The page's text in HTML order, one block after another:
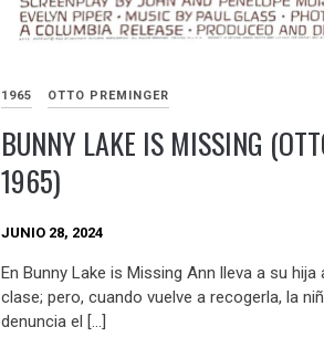
1965 OTTO PREMINGER
BUNNY LAKE IS MISSING
1965)
JUNIO 28, 2024
En Bunny Lake is Missing Ann lleva a su
clase; pero, cuando vuelve a recogerla, la
denuncia el […]